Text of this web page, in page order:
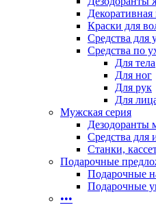
Декоративная
Краски для
Средства для
Средства по
Для тела
Для ног
Для рук
Для
Мужская серия
Дезодоранты
Средства для
Станки,
Подарочные
Подарочные
Подарочные
•••